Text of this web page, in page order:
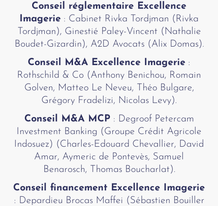
Conseil réglementaire Excellence
Imagerie : Cabinet Rivka Tordjman (Rivka
Tordjman), Ginestié Paley-Vincent (Nathalie
Boudet-Gizardin), A2D Avocats (Alix Domas).
Conseil M&A Excellence Imagerie :
Rothschild & Co (Anthony Benichou, Romain
Golven, Matteo Le Neveu, Théo Bulgare,
Grégory Fradelizi, Nicolas Levy).
Conseil M&A MCP : Degroof Petercam
Investment Banking (Groupe Crédit Agricole
Indosuez) (Charles-Edouard Chevallier, David
Amar, Aymeric de Pontevès, Samuel
Benarosch, Thomas Boucharlat).
Conseil financement Excellence Imagerie
: Depardieu Brocas Maffei (Sébastien Bouiller